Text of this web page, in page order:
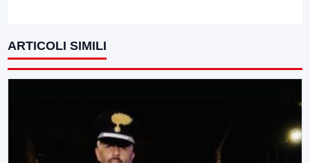
ARTICOLI SIMILI